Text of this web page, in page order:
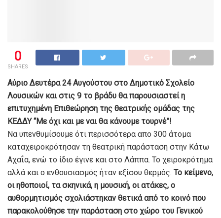
0
SHARES
Αύριο Δευτέρα 24 Αυγούστου στο Δημοτικό Σχολείο
Λουσικών και στις 9 το βράδυ θα παρουσιαστεί η
επιτυχημένη Επιθεώρηση της θεατρικής ομάδας της
ΚΕΔΔΥ “Με όχι και με ναι θα κάνουμε τουρνέ”!
Να υπενθυμίσουμε ότι περισσότερα απο 300 άτομα
καταχειροκρότησαν τη θεατρική παράσταση στην Κάτω
Αχαΐα, ενώ το ίδιο έγινε και στο Λάππα. Το χειροκρότημα
αλλά και ο ενθουσιασμός ήταν εξίσου θερμός. Το κείμενο,
οι ηθοποιοί, τα σκηνικά, η μουσική, οι ατάκες, ο
αυθορμητισμός σχολιάστηκαν θετικά από το κοινό που
παρακολούθησε την παράσταση στο χώρο του Γενικού